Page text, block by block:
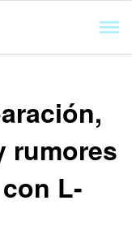
rumores
L-